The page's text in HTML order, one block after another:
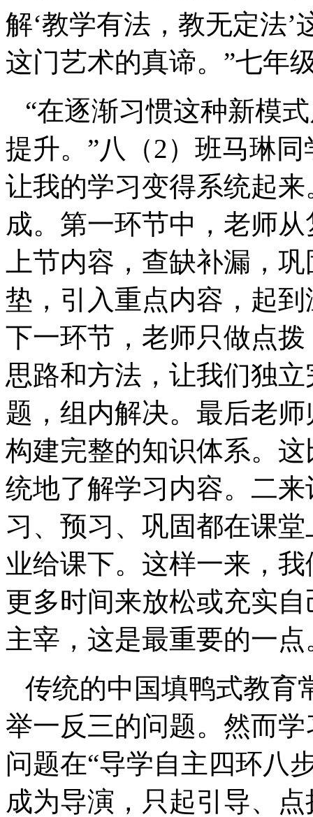
解‘教学有法，教无定法
这门艺术的真谛。”七年
“在逐渐习惯这种新模
提升。”八（2）班马琳
让我的学习变得系统起
成。第一环节中，老师
上节内容，查缺补漏，
垫，引入重点内容，起
下一环节，老师只做点
思路和方法，让我们独
题，组内解决。最后老
构建完整的知识体系。
统地了解学习内容。二
习、预习、巩固都在课
业给课下。这样一来，
更多时间来放松或充实
主宰，这是最重要的一点
传统的中国填鸭式教育
举一反三的问题。然而
问题在“导学自主四环八
成为导演，只起引导、